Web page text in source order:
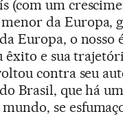
(com um
da Europa,
Europa, o nosso
êxito e sua
contra seu
Brasil, que há
se